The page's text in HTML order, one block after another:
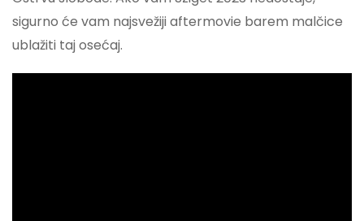
sigurno će vam najsvežiji aftermovie barem malčice
ublažiti taj osećaj.